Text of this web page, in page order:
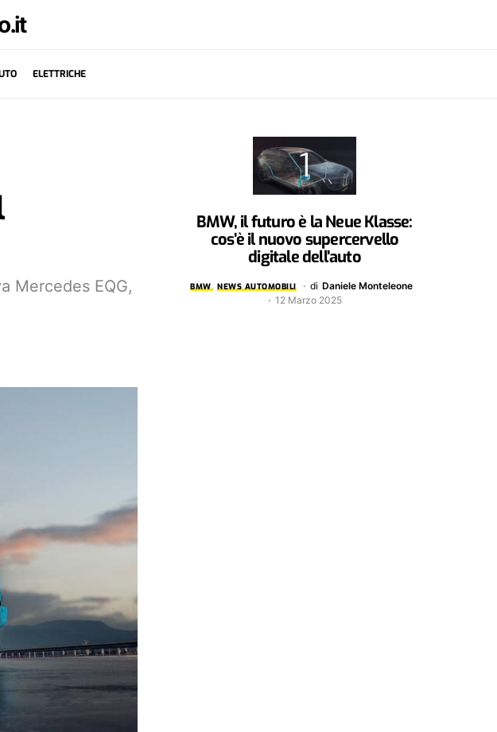
ELETTRICHE
Mercedes EQG,
BMW, il futuro è la Neue Klasse:
cos’è il nuovo supercervello
digitale dell’auto
BMW NEWS AUTOMOBILI di Daniele Monteleone
12 Marzo 2025